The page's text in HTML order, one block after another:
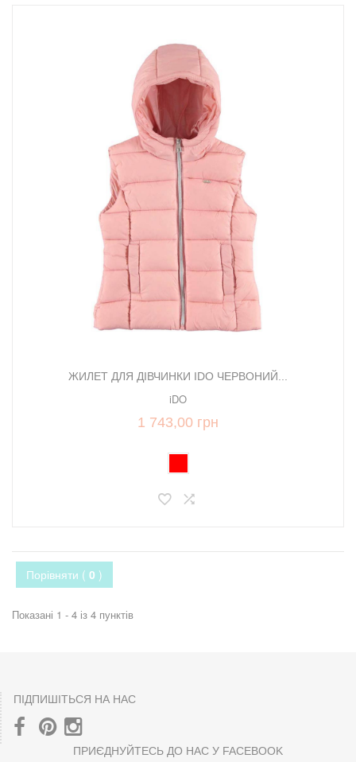
ЖИЛЕТ ДЛЯ ДІВЧИНКИ IDO ЧЕРВОНИЙ...
iDO
1 743,00 грн
Порівняти ( 0 )
Показані 1 - 4 із 4 пунктів
ПІДПИШІТЬСЯ НА НАС
ПРИЄДНУЙТЕСЬ ДО НАС У FACEBOOK